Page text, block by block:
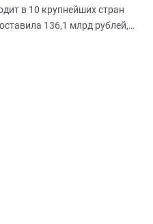
в 10 крупнейших стран
136,1 млрд рублей,